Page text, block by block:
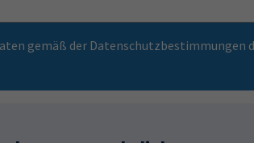
gemäß der Datenschutzbestimmungen